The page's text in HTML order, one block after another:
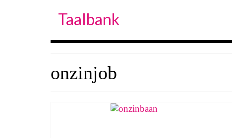
Taalbank
onzinjob